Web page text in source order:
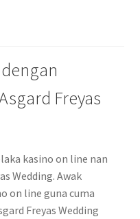
Freyas
kasino on line nan
Wedding. Awak
on line guna cuma
Freyas Wedding